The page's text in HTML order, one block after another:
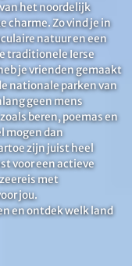
het noordelijk
charme. Zo vind je in
natuur en een
traditionele Ierse
je vrienden gemaakt
nationale parken van
geen mens
beren, poemas en
mogen dan
zijn juist heel
voor een actieve
met
jou.
en ontdek welk land